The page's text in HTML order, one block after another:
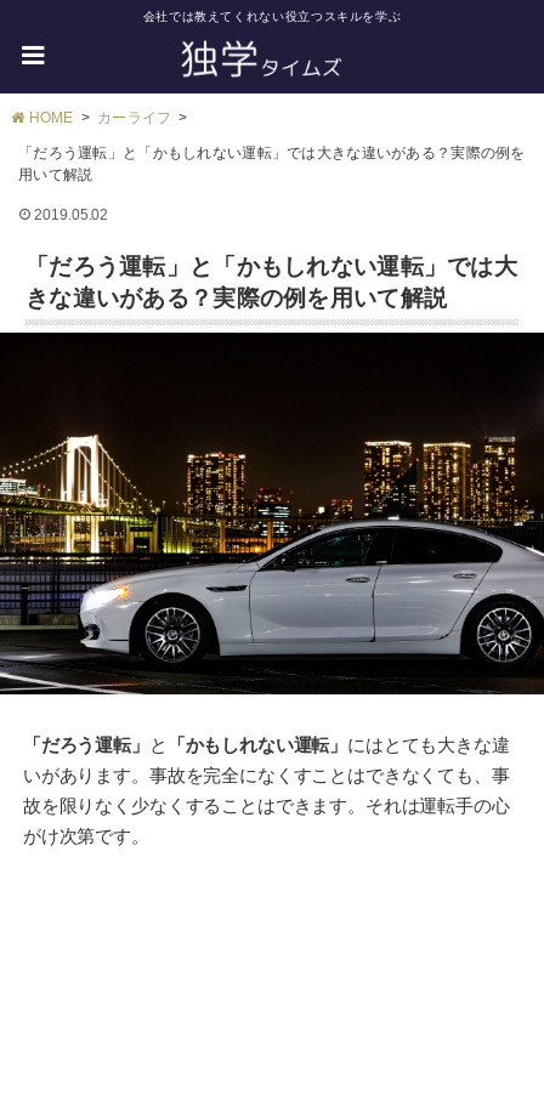
会社では教えてくれない役立つスキルを学ぶ
HOME カーライフ
「だろう運転」と「かもしれない運転」では大きな違いがある？実際の例を
用いて解説
2019.05.02
「だろう運転」と「かもしれない運転」では大
きな違いがある？実際の例を用いて解説
「だろう運転」 と 「かもしれない運転」 にはとても大きな違
いがあります。事故を完全になくすことはできなくても、事
故を限りなく少なくすることはできます。それは運転手の心
がけ次第です。